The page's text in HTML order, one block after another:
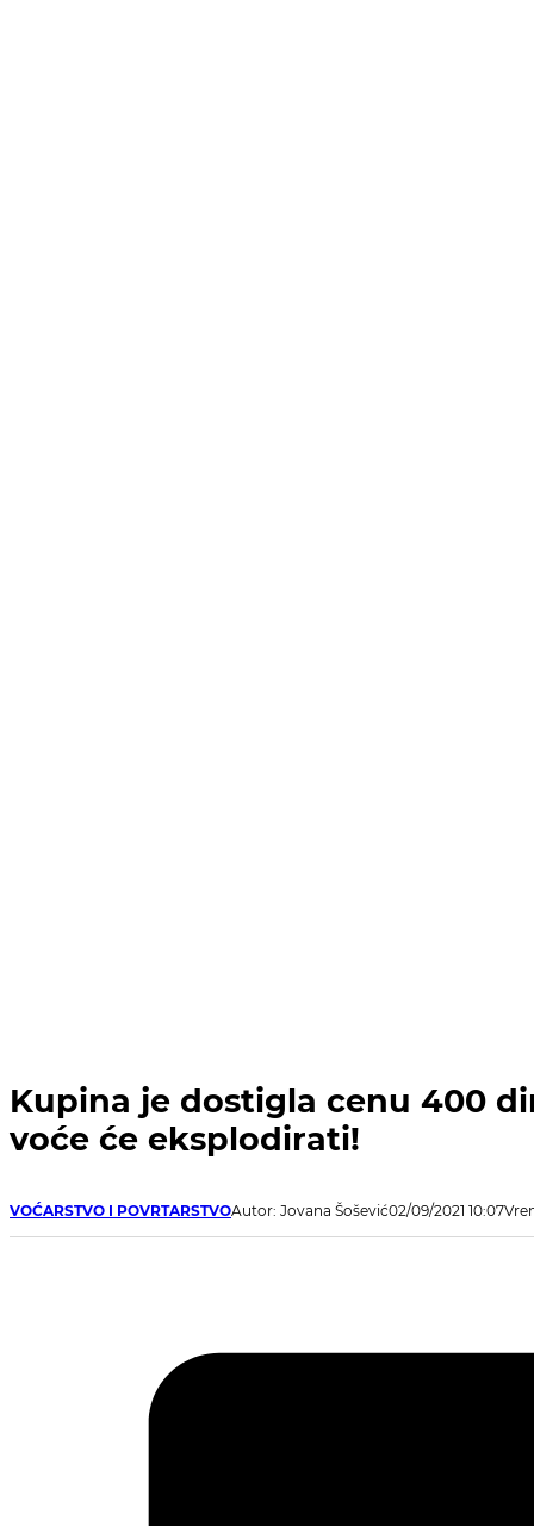
Kupina je dostigla cenu 400
voće će eksplodirati!
VOĆARSTVO I POVRTARSTVOAutor: Jovana Šošević02/09/2021 10:07